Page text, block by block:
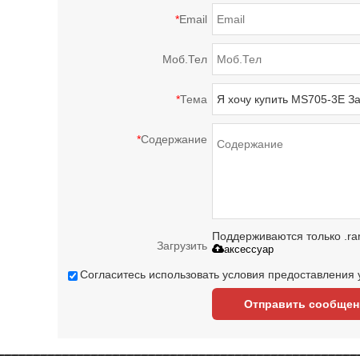
*Email
Моб.Тел
*Тема
*Содержание
Загрузить
Поддерживаются только
аксессуар
Согласитесь использовать условия предоставления
Отправить